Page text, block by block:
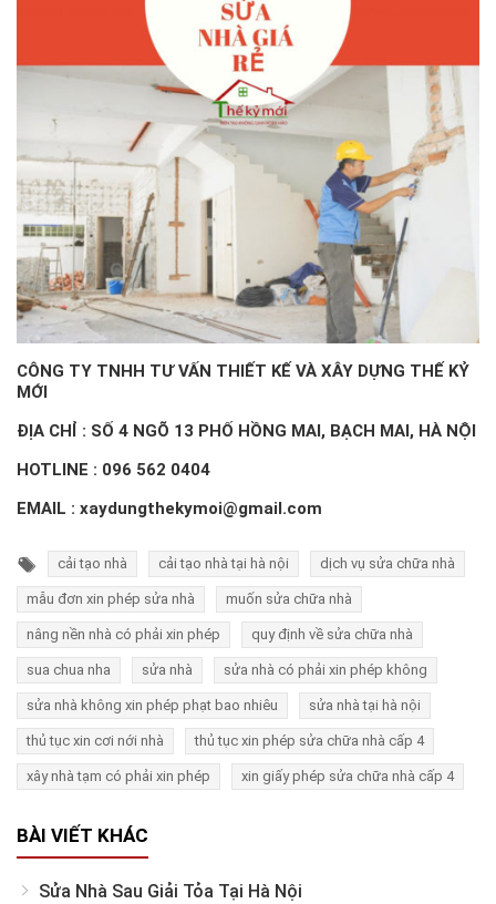
CÔNG TY TNHH TƯ VẤN THIẾT KẾ VÀ XÂY DỰNG THẾ KỶ
MỚI
ĐỊA CHỈ : SỐ 4 NGÕ 13 PHỐ HỒNG MAI, BẠCH MAI, HÀ NỘI
HOTLINE : 096 562 0404
EMAIL : xaydungthekymoi@gmail.com
cải tạo nhà cải tạo nhà tại hà nội dịch vụ sửa chữa nhà
mẫu đơn xin phép sửa nhà muốn sửa chữa nhà
nâng nền nhà có phải xin phép quy định về sửa chữa nhà
sua chua nha sửa nhà sửa nhà có phải xin phép không
sửa nhà không xin phép phạt bao nhiêu sửa nhà tại hà nội
thủ tục xin cơi nới nhà thủ tục xin phép sửa chữa nhà cấp 4
xây nhà tạm có phải xin phép xin giấy phép sửa chữa nhà cấp 4
BÀI VIẾT KHÁC
Sửa Nhà Sau Giải Tỏa Tại Hà Nội